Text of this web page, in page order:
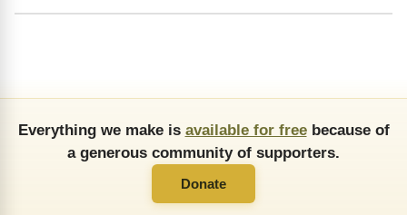
Everything we make is available for freebecause of
a generous community of supporters.
Donate